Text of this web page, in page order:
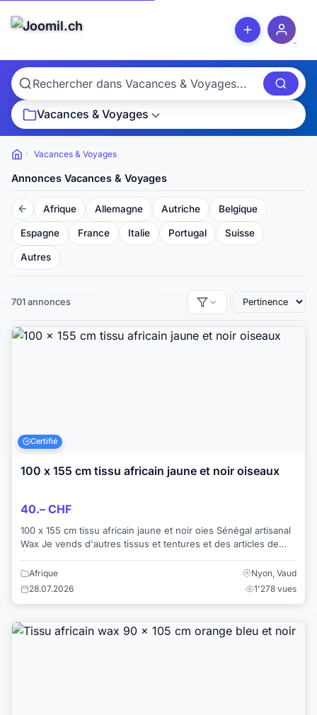
Vacances & Voyages
Petites
annonces
Vacances & Voyages
Annonces Vacances & Voyages
Afrique Allemagne Autriche Belgique
Espagne France Italie Portugal Suisse
Autres
701 annonces
Certifié
100 x 155 cm tissu africain jaune et noir oiseaux
40.– CHF
100 x 155 cm tissu africain jaune et noir oies Sénégal artisanal
Wax Je vends d'autres tissus et tentures et des articles de
Afrique
Nyon, Vaud
28.07.2026
1'278 vues